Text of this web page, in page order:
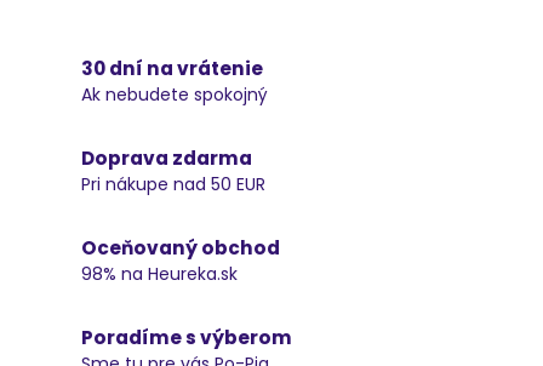
30 dní na vrátenie
Ak nebudete spokojný
Doprava zdarma
Pri nákupe nad 50 EUR
Oceňovaný obchod
98% na Heureka.sk
Poradíme s výberom